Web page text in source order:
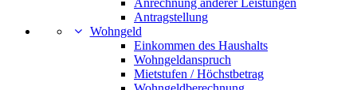
Anrechnung anderer Leistungen
Antragstellung
Wohngeld
Einkommen des Haushalts
Wohngeldanspruch
Mietstufen / Höchstbetrag